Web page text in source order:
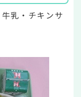
乳・チキンサ